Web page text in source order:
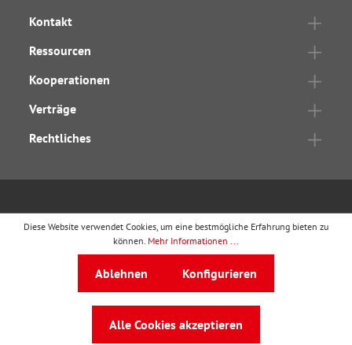
Kontakt
Ressourcen
Kooperationen
Verträge
Rechtliches
wbv Publikationist ein Geschäftsbereich vonwbv
service@wbv.de
Folgen Sie uns auf:
Diese Website verwendet Cookies, um eine bestmögliche Erfahrung bieten zu
können. Mehr Informationen ...
Ablehnen Konfigurieren
Alle Cookies akzeptieren